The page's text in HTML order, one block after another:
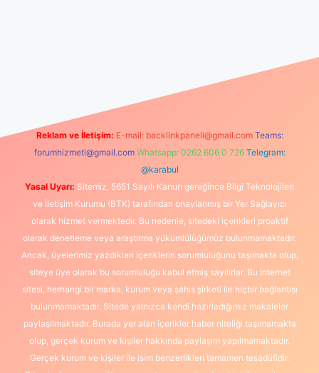
Reklam ve İletişim: E-mail: backlinkpaneli@gmail.com Teams:
forumhizmeti@gmail.com Whatsapp: 0262 606 0 726 Telegram:
@karabul
Yasal Uyarı: Sitemiz, 5651 Sayılı Kanun gereğince Bilgi Teknolojileri
ve İletişim Kurumu (BTK) tarafından onaylanmış bir Yer Sağlayıcı
olarak hizmet vermektedir. Bu nedenle, sitedeki içerikleri proaktif
olarak denetleme veya araştırma yükümlülüğümüz bulunmamaktadır.
Ancak, üyelerimiz yazdıkları içeriklerin sorumluluğunu taşımakta olup,
siteye üye olarak bu sorumluluğu kabul etmiş sayılırlar. Bu internet
sitesi, herhangi bir marka, kurum veya şahıs şirketi ile hiçbir bağlantısı
bulunmamaktadır. Sitede yalnızca kendi hazırladığımız makaleler
paylaşılmaktadır. Burada yer alan içerikler haber niteliği taşımamakta
olup, gerçek kurum ve kişiler hakkında paylaşım yapılmamaktadır.
Gerçek kurum ve kişiler ile isim benzerlikleri tamamen tesadüfidir.